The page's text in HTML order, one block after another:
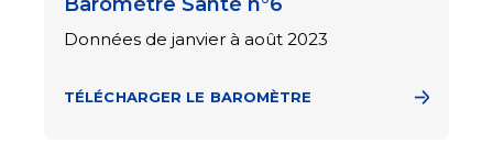
Baromètre Santé n°6
Données de janvier à août 2023
TÉLÉCHARGER LE BAROMÈTRE